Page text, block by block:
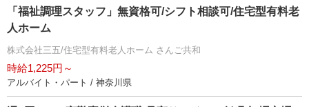
「福祉調理スタッフ」無資格可/シフト相談可/住宅型有料老
人ホーム
株式会社三五/住宅型有料老人ホーム さんご共和
時給1,225円～
アルバイト・パート / 神奈川県